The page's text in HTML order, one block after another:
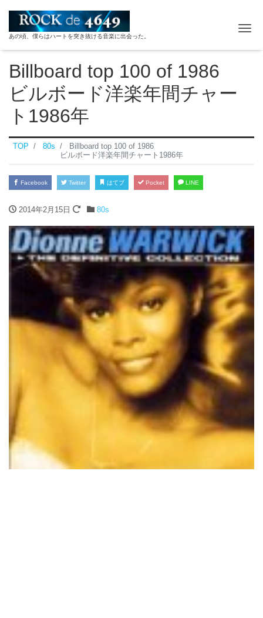
あの頃、僕らはハートを突き抜ける音楽に出会った。
ナ
Billboard top 100 of 1986
ビルボード洋楽年間チャー
ト1986年
TOP 80s
Billboard top 100 of 1986
ビルボード洋楽年間チャート1986年
Facebook Twitter はてブ Pocket LINE
2014年2月15日 80s